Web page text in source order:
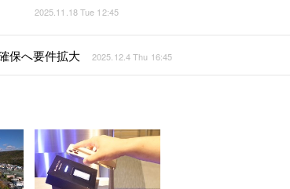
2025.11.18 Tue 12:45
保へ要件拡大 2025.12.4 Thu 16:45